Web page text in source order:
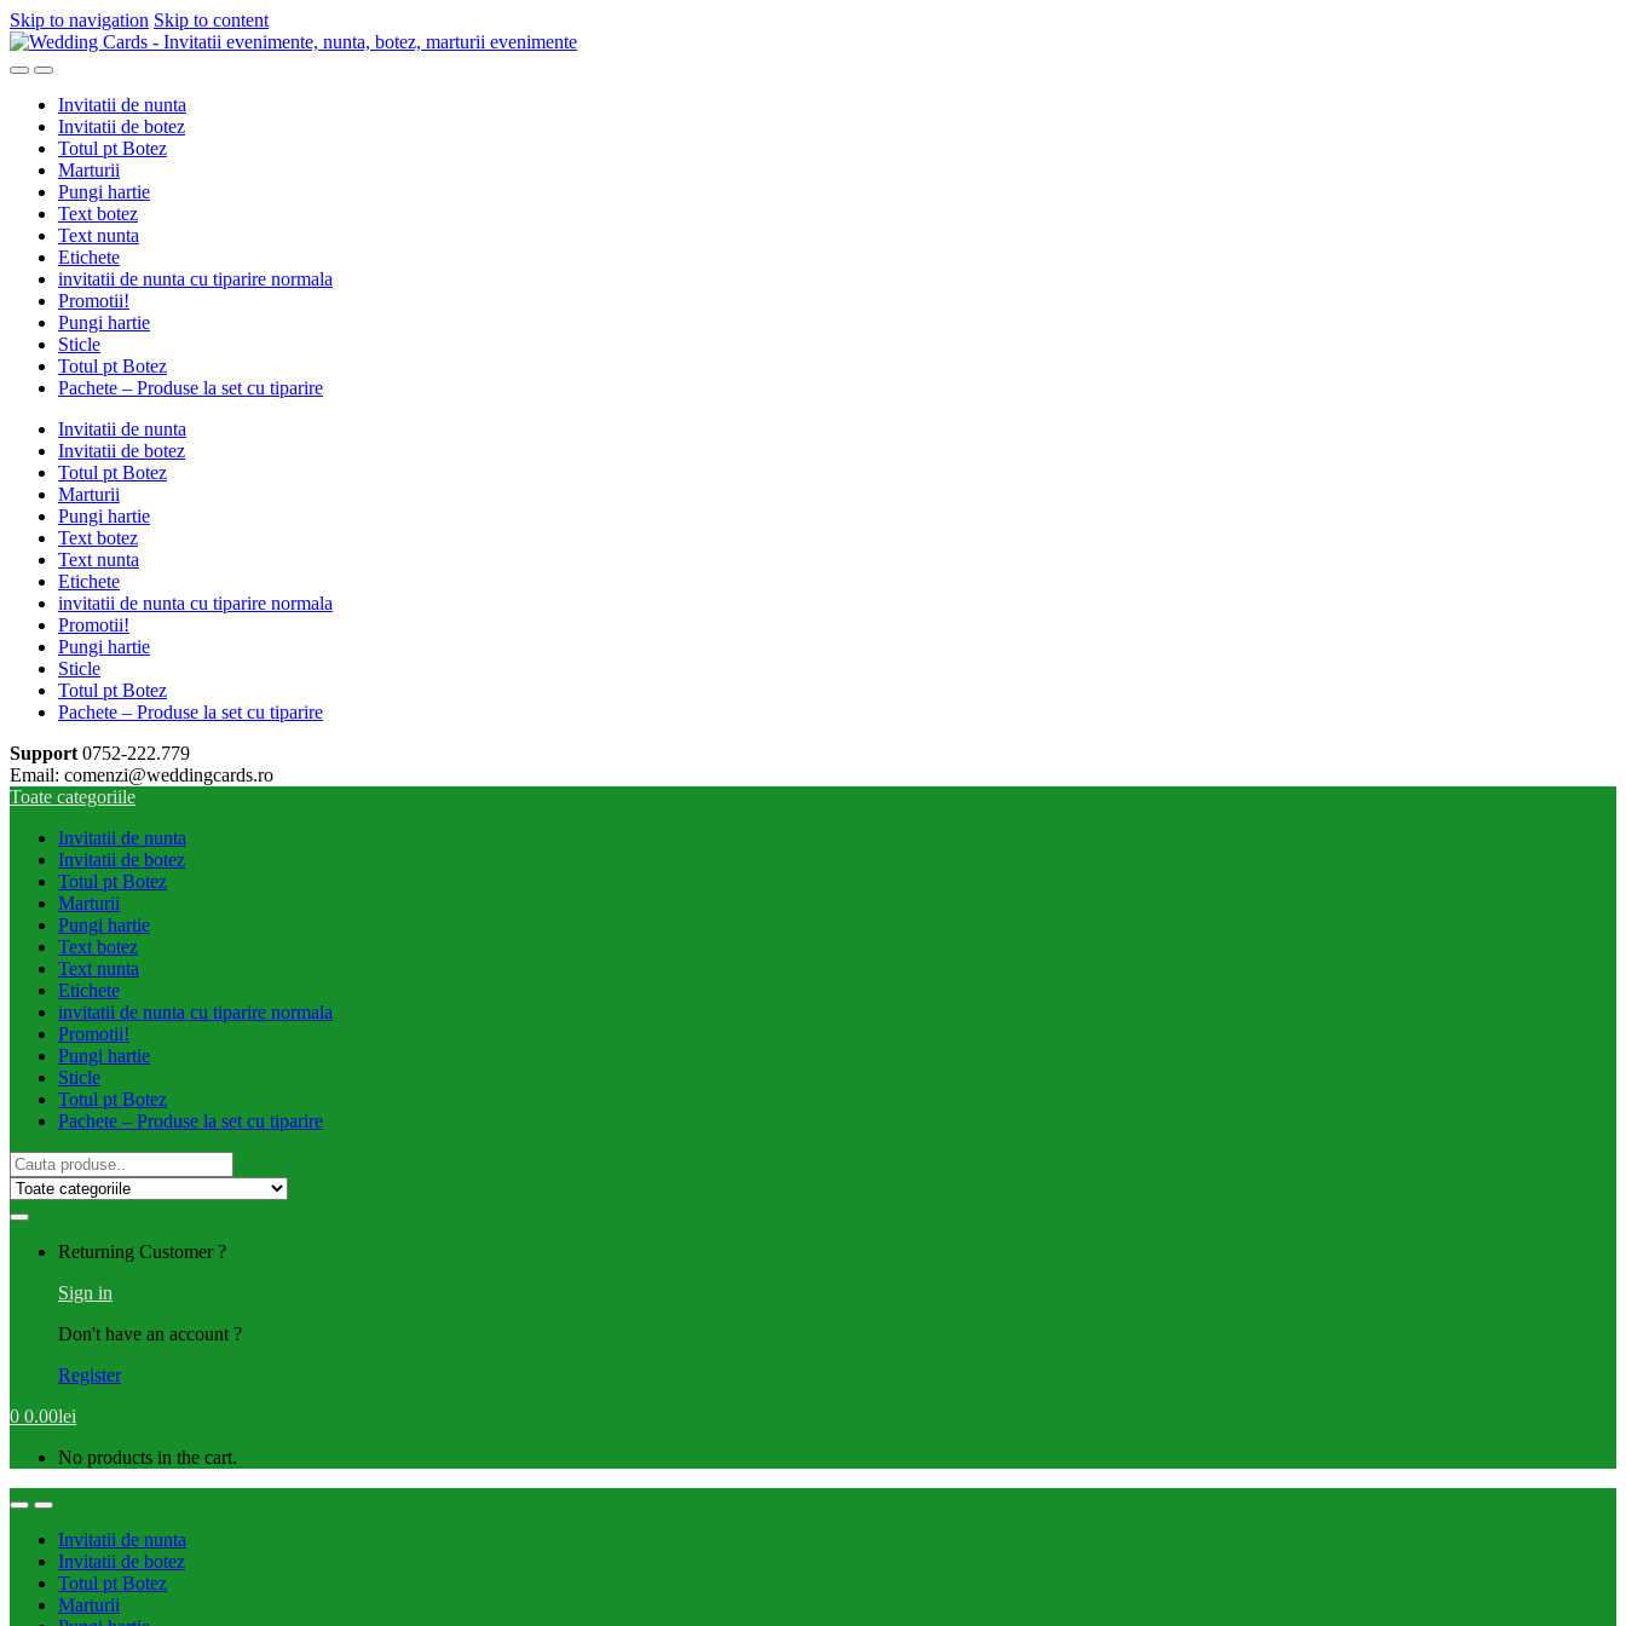
Skip to navigation Skip to content
Invitatii de nunta
Invitatii de botez
Totul pt Botez
Marturii
Pungi hartie
Text botez
Text nunta
Etichete
invitatii de nunta cu tiparire normala
Promotii!
Pungi hartie
Sticle
Totul pt Botez
Pachete – Produse la set cu tiparire
Invitatii de nunta
Invitatii de botez
Totul pt Botez
Marturii
Pungi hartie
Text botez
Text nunta
Etichete
invitatii de nunta cu tiparire normala
Promotii!
Pungi hartie
Sticle
Totul pt Botez
Pachete – Produse la set cu tiparire
Support 0752-222.779
Email: comenzi@weddingcards.ro
Toate categoriile
Invitatii de nunta
Invitatii de botez
Totul pt Botez
Marturii
Pungi hartie
Text botez
Text nunta
Etichete
invitatii de nunta cu tiparire normala
Promotii!
Pungi hartie
Sticle
Totul pt Botez
Pachete – Produse la set cu tiparire
Search
for:
Returning Customer ?
Sign in
Don't have an account ?
Register
0 0.00lei
No products in the cart.
Invitatii de nunta
Invitatii de botez
Totul pt Botez
Marturii